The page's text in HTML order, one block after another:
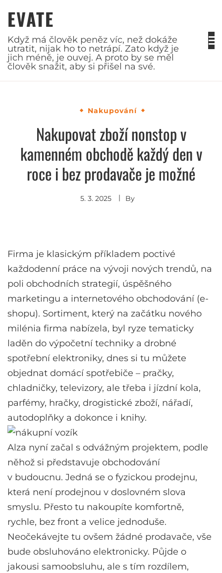
EVATE
Když má člověk peněz víc, než dokáže
utratit, nijak ho to netrápí. Zato když je
jich méně, je ouvej. A proto by se měl
člověk snažit, aby si přišel na své.
Nakupování
Nakupovat zboží nonstop v
kamenném obchodě každý den v
roce i bez prodavače je možné
5. 3. 2025 By
Firma je klasickým příkladem poctivé
každodenní práce na vývoji nových trendů, na
poli obchodních strategií, úspěšného
marketingu a internetového obchodování (e-
shopu). Sortiment, který na začátku nového
milénia firma nabízela, byl ryze tematicky
laděn do výpočetní techniky a drobné
spotřební elektroniky, dnes si tu můžete
objednat domácí spotřebiče – pračky,
chladničky, televizory, ale třeba i jízdní kola,
parfémy, hračky, drogistické zboží, nářadí,
autodoplňky a dokonce i knihy.
Alza nyní začal s odvážným projektem, podle
něhož si představuje obchodování
v budoucnu. Jedná se o fyzickou prodejnu,
která není prodejnou v doslovném slova
smyslu. Přesto tu nakoupíte komfortně,
rychle, bez front a velice jednoduše.
Neočekávejte tu ovšem žádné prodavače, vše
bude obsluhováno elektronicky. Půjde o
jakousi samoobsluhu, ale s tím rozdílem,